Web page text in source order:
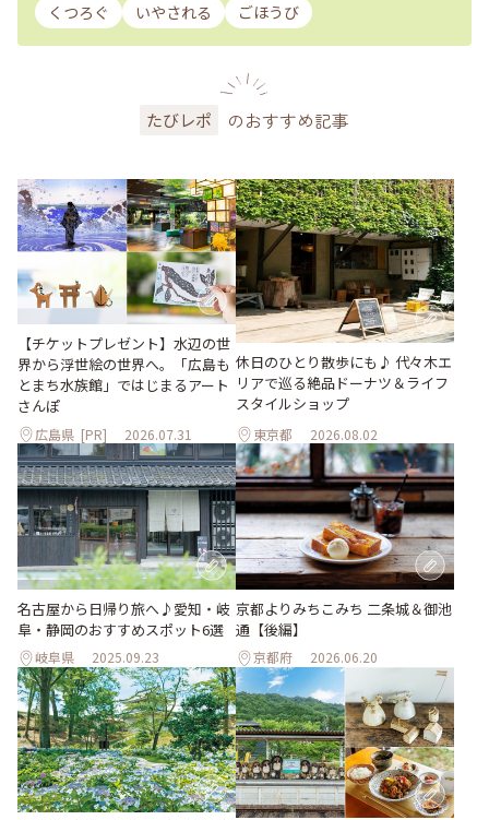
くつろぐ
いやされる ごほうび
たびレポ のおすすめ記事
【チケットプレゼント】水辺の世
界から浮世絵の世界へ。「広島も
とまち水族館」ではじまるアート
さんぽ
広島県 [PR] 2026.07.31
休日のひとり散歩にも♪ 代々木エ
リアで巡る絶品ドーナツ＆ライフ
スタイルショップ
東京都 2026.08.02
名古屋から日帰り旅へ♪愛知・岐
阜・静岡のおすすめスポット6選
岐阜県 2025.09.23
京都よりみちこみち 二条城＆御池
通【後編】
京都府 2026.06.20